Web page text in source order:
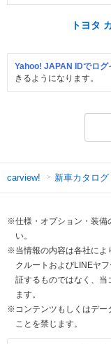
トヨタ
Yahoo! JAPAN IDでログ
きるようになります。
carview! 新車カタログ
※仕様・オプション・装備
い。
※当情報の内容は各社によ
クルートおよびLINEヤ
証するものではなく、当
ます。
※コンテンツもしくはデー
ことを禁じます。